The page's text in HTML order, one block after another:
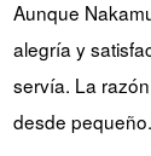
Aunque
alegría y
servía. La
desde pequeño.